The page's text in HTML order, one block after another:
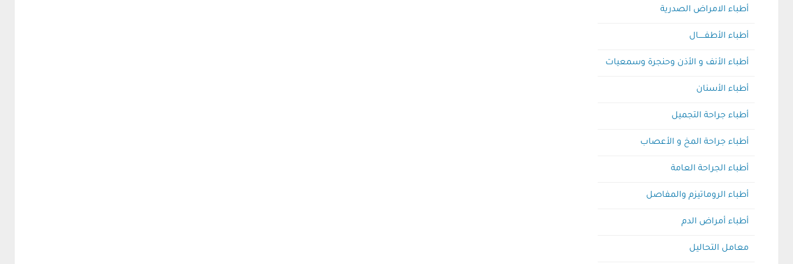
أطباء الامراض الصدرية
أطباء الأطفـــــال
أطباء الأنف و الأذن وحنجرة وسمعيات
أطباء الأسنان
أطباء جراحة التجميل
أطباء جراحة المخ و الأعصاب
أطباء الجراحة العامة
أطباء الروماتيزم والمفاصل
أطباء أمراض الدم
معامل التحاليل